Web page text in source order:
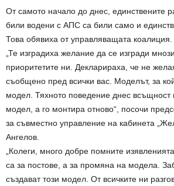
От самото начало до днес, единствените
били водени с АПС са били само и
Това обявиха от управляващата коалиция.
„Те изградиха желание да се изгради
приоритетите ни. Декларираха, че не
съобщено пред всички вас. Моделът, за
модел. Тяхното поведение днес всъщност
модел, а го монтира отново“, посочи
за съвместно управление на кабинета
Ангелов.
„Колеги, много добре помните
са за постове, а за промяна на модела.
създават този модел. От всичките ни